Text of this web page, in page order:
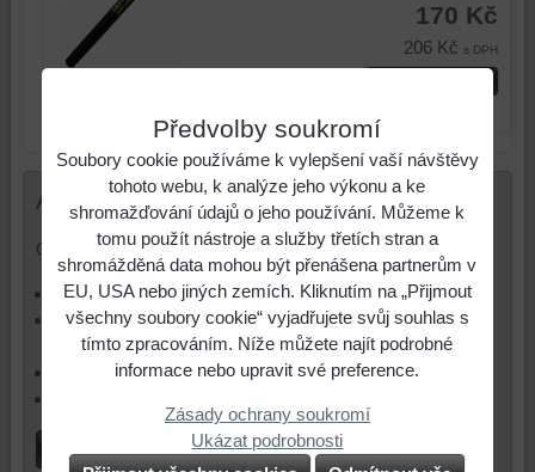
170 Kč
206 Kč s DPH
Anketa
Obáváte se loupežného přepadení?
Ano, dnešní doba je nebezpečná.
Ano, ale nemyslím, že je dnes situace horší než
dříve.
Ne, cítím se na ulici bezpečně.
Předvolby soukromí
Soubory cookie používáme k vylepšení vaší návštěvy
tohoto webu, k analýze jeho výkonu a ke
shromažďování údajů o jeho používání. Můžeme k
tomu použít nástroje a služby třetích stran a
shromážděná data mohou být přenášena partnerům v
EU, USA nebo jiných zemích. Kliknutím na „Přijmout
všechny soubory cookie“ vyjadřujete svůj souhlas s
tímto zpracováním. Níže můžete najít podrobné
informace nebo upravit své preference.
Zásady ochrany soukromí
Ukázat podrobnosti